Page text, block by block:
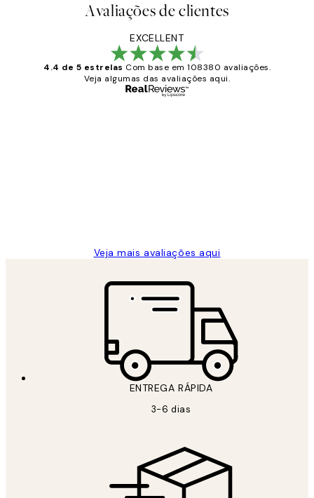
Avaliações de clientes
EXCELLENT
4.4 de 5 estrelas Com base em 108380 avaliações.
Veja algumas das avaliações aqui.
Veja mais avaliações aqui
ENTREGA RÁPIDA
3-6 dias